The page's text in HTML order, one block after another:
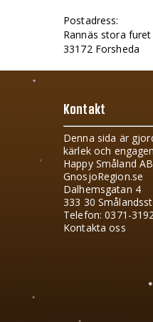
Postadress:
Rannäs stora furet
33172 Forsheda
Kontakt
Denna sida är
kärlek och
Happy Småland
GnosjoRegion.se
Dalhemsgatan 4
333 30
Telefon: 0371-
Kontakta oss